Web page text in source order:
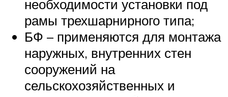
необходимости установки под
рамы трехшарнирного типа;
БФ – применяются для монтажа
наружных, внутренних стен
сооружений на
сельскохозяйственных и